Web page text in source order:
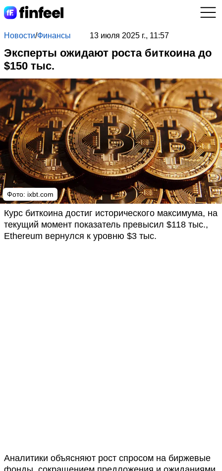
Новости/Финансы 13 июля 2025 г., 11:57
Эксперты ожидают роста биткоина до
$150 тыс.
Фото: ixbt.com
Курс биткоина достиг исторического максимума, на
текущий момент показатель превысил $118 тыс.,
Ethereum вернулся к уровню $3 тыс.
Аналитики объясняют рост спросом на биржевые